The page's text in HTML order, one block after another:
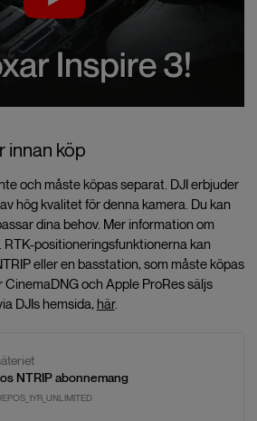
innan köp
och måste köpas separat. DJI erbjuder
hög kvalitet för denna kamera. Du kan
dina behov. Mer information om
RTK-positioneringsfunktionerna kan
eller en basstation, som måste köpas
och Apple ProRes säljs
DJIs hemsida, här.
NTRIP abonnemang